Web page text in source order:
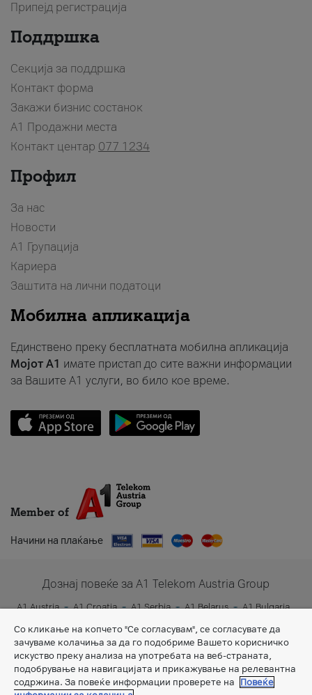
Припејд регистрација
Поддршка
Секција за поддршка
Контакт форма
Закажи бизнис состанок
A1 Продажни места
Контакт центар 077 1234
Профил
За нас
Новости
А1 Групација
Кариера
Заштита на лични податоци
Мобилна апликација
Единствено преку бесплатната мобилна апликација
Мојот A1 имате пристап до сите важни информации
за Вашите A1 услуги, во било кое време.
Member of
Начини на плаќање
Дознај повеќе за A1 Telekom Austria Group
A1 Austria A1 Croatia A1 Serbia A1 Belarus
A1 Bulgaria
Со кликање на копчето "Се согласувам", се согласувате да
зачуваме колачиња за да го подобриме Вашето корисничко
искуство преку анализа на употребата на веб-страната,
подобрување на навигацијата и прикажување на релевантна
содржина. За повеќе информации проверете на
Повеќе